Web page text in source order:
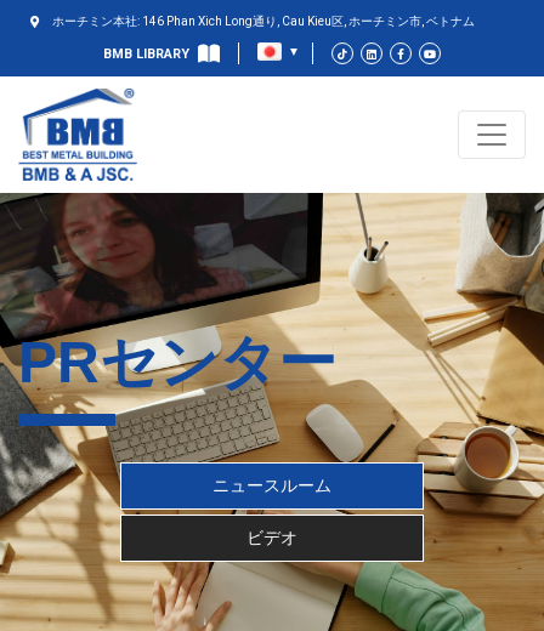
ホーチミン本社: 146 Phan Xich Long通り, Cau Kieu区, ホーチミン市, ベトナム
BMB LIBRARY
PRセンター
ニュースルーム
ビデオ